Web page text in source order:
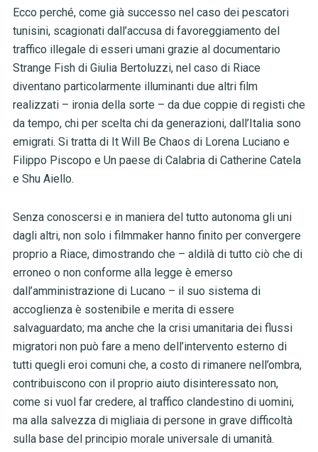
Ecco perché, come già successo nel caso dei pescatori
tunisini, scagionati dall’accusa di favoreggiamento del
traffico illegale di esseri umani grazie al documentario
Strange Fish di Giulia Bertoluzzi, nel caso di Riace
diventano particolarmente illuminanti due altri film
realizzati – ironia della sorte – da due coppie di registi che
da tempo, chi per scelta chi da generazioni, dall’Italia sono
emigrati. Si tratta di It Will Be Chaos di Lorena Luciano e
Filippo Piscopo e Un paese di Calabria di Catherine Catela
e Shu Aiello.
Senza conoscersi e in maniera del tutto autonoma gli uni
dagli altri, non solo i filmmaker hanno finito per convergere
proprio a Riace, dimostrando che – aldilà di tutto ciò che di
erroneo o non conforme alla legge è emerso
dall’amministrazione di Lucano – il suo sistema di
accoglienza è sostenibile e merita di essere
salvaguardato; ma anche che la crisi umanitaria dei flussi
migratori non può fare a meno dell’intervento esterno di
tutti quegli eroi comuni che, a costo di rimanere nell’ombra,
contribuiscono con il proprio aiuto disinteressato non,
come si vuol far credere, al traffico clandestino di uomini,
ma alla salvezza di migliaia di persone in grave difficoltà
sulla base del principio morale universale di umanità.